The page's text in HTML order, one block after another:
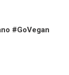
#GoVegan